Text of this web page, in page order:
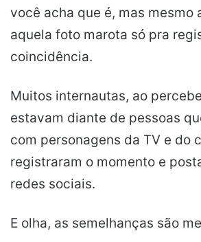
você acha que é, mas mesmo
aquela foto marota só pra
coincidência.
Muitos internautas, ao
estavam diante de pessoas
com personagens da TV e do
registraram o momento e
redes sociais.
E olha, as semelhanças são